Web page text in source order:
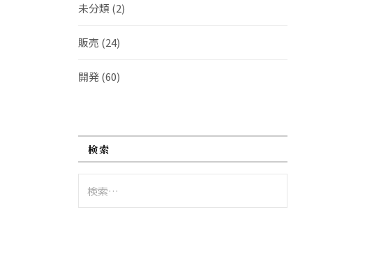
未分類 (2)
販売 (24)
開発(60)
検索
索: